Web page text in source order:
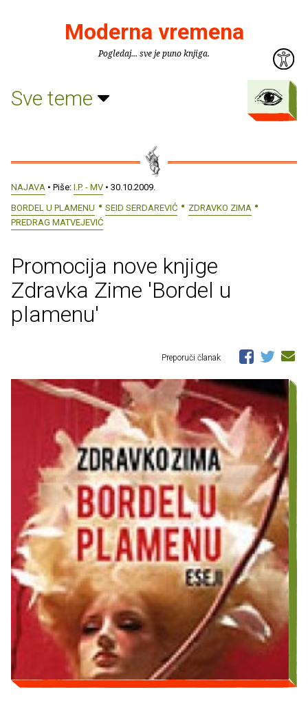
Moderna vremena
Pogledaj... sve je puno knjiga.
Sve teme
NAJAVA • Piše: I.P. - MV • 30.10.2009.
BORDEL U PLAMENU
SEID SERDAREVIĆ
ZDRAVKO ZIMA
PREDRAG MATVEJEVIĆ
Promocija nove knjige
Zdravka Zime 'Bordel u
plamenu'
Preporuči članak